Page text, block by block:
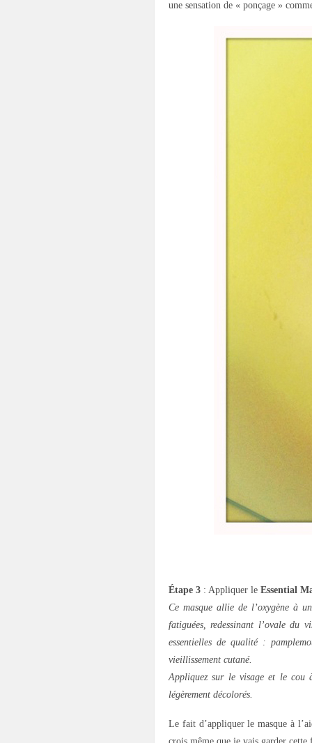
une sensation de « ponçage »
Étape 3 : Appliquer le Essential
Ce masque allie de l’oxygène à
fatiguées, redessinant l’ovale du
essentielles de qualité :
vieillissement cutané.
Appliquez sur le visage et le cou
légèrement décolorés.
Le fait d’appliquer le masque à